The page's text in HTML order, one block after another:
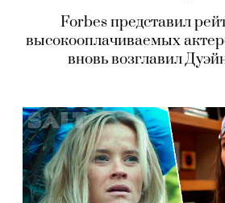
Forbes представил
высокооплачиваемых
вновь возглавил